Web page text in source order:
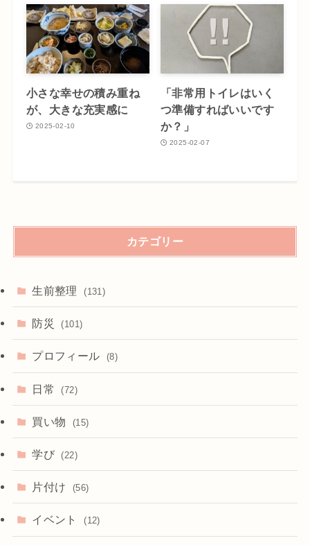
小さな幸せの積み重ね
が、大きな充実感に
2025-02-10
「非常用トイレはいく
つ準備すればいいです
か？」
2025-02-07
カテゴリー
生前整理 (131)
防災 (101)
プロフィール (8)
日常 (72)
買い物 (15)
学び (22)
片付け (56)
イベント (12)